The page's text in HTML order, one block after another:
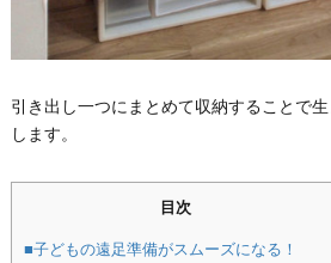
引き出し一つにまとめて収納することで
します。
目次
■子どもの遠足準備がスムーズになる！